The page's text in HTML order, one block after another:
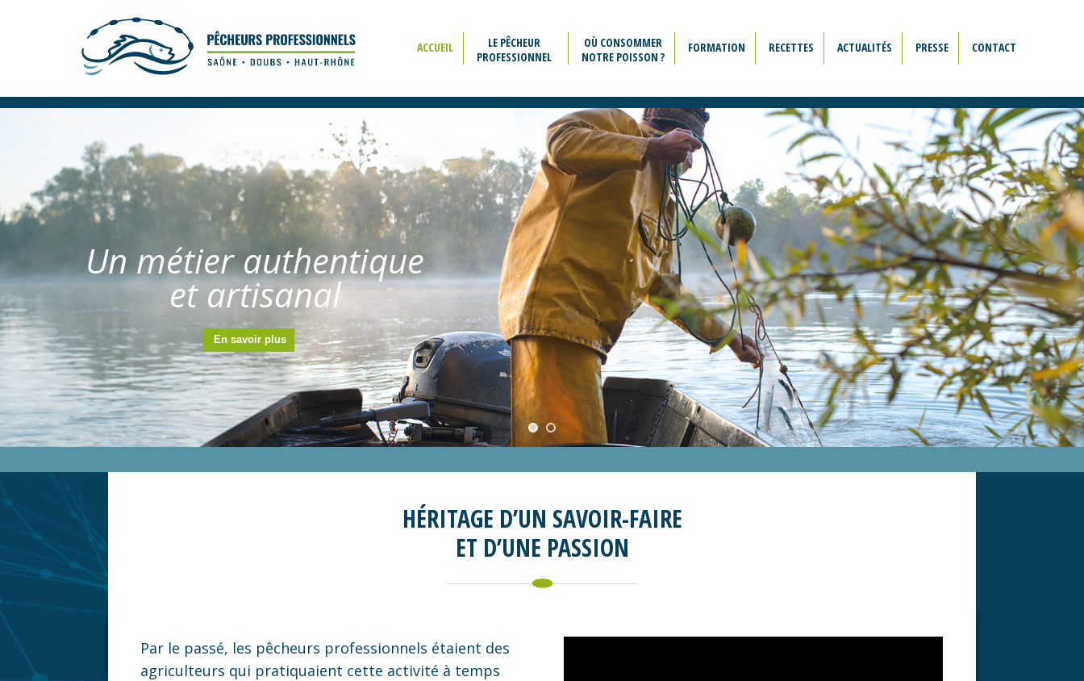
ACCUEIL
LE PÊCHEUR
PROFESSIONNEL
OÙ CONSOMMER
NOTRE POISSON ?
FORMATION RECETTES ACTUALITÉS PRESSE CONTACT
Un métier authentique
et artisanal
En savoir plus
HÉRITAGE D’UN SAVOIR-FAIRE
ET D’UNE PASSION
Par le passé, les pêcheurs professionnels étaient des
agriculteurs qui pratiquaient cette activité à temps